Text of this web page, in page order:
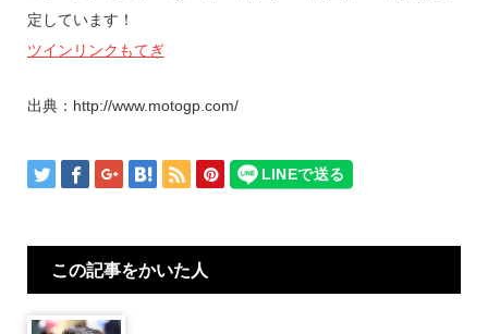
定しています！
ツインリンクもてぎ
出典：http://www.motogp.com/
この記事をかいた人